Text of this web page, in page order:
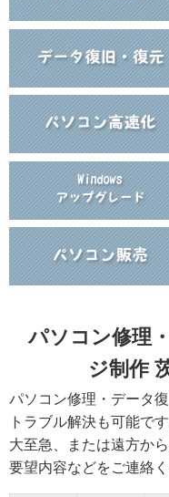
パソコン修理
ジ制作
パソコン修理・データ
トラブル解決も可能で
大至急、または遠方か
要望内容などをご連絡く